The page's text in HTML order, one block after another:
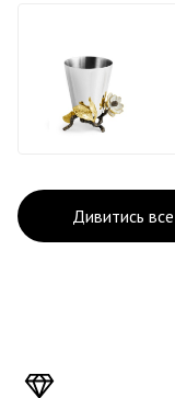
Дивитись все